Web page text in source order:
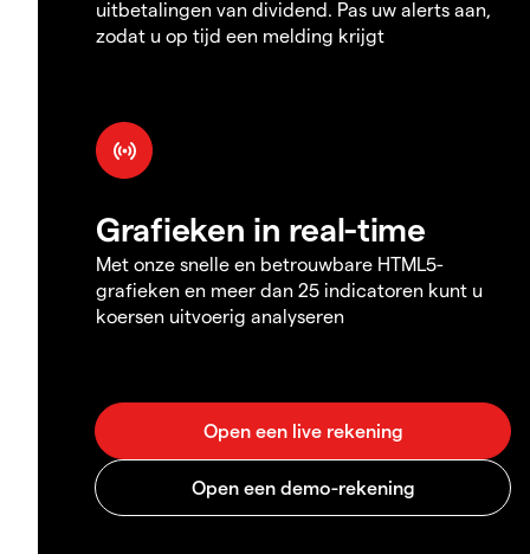
uitbetalingen van dividend. Pas uw alerts aan,
zodat u op tijd een melding krijgt
Grafieken in real-time
Met onze snelle en betrouwbare HTML5-
grafieken en meer dan 25 indicatoren kunt u
koersen uitvoerig analyseren